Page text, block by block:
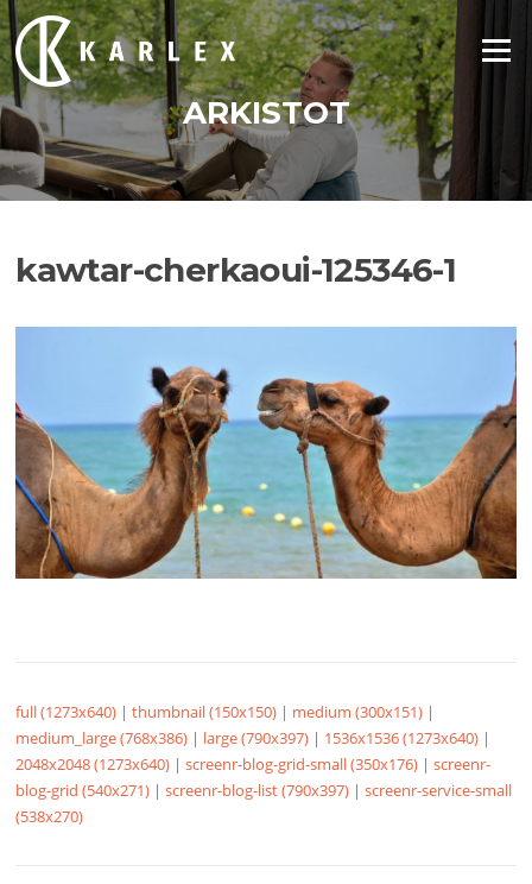
Siirry
suoraan
sisältöön
Valikko
ARKISTOT
kawtar-cherkaoui-125346-1
full (1273x640) |thumbnail (150x150) | medium (300x151) |
medium_large (768x386) | large (790x397) | 1536x1536 (1273x640) |
2048x2048 (1273x640) |screenr-blog-grid-small (350x176) |screenr-
blog-grid (540x271) |screenr-blog-list (790x397) |screenr-service-small
(538x270)